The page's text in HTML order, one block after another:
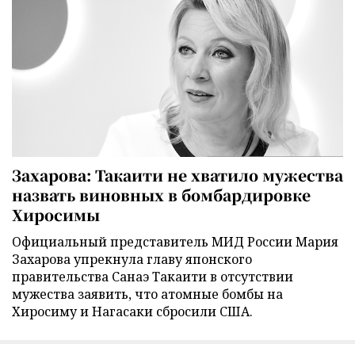
Захарова: Такаити не хватило мужества
назвать виновных в бомбардировке
Хиросимы
Официальный представитель МИД России Мария
Захарова упрекнула главу японского
правительства Санаэ Такаити в отсутствии
мужества заявить, что атомные бомбы на
Хиросиму и Нагасаки сбросили США.